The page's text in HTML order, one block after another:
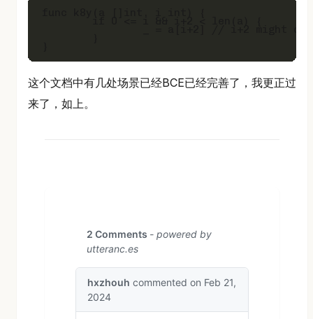
这个文档中有几处场景已经BCE已经完善了，我更正过
来了，如上。